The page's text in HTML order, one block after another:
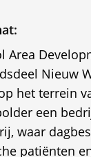
Area
Nieuw
het terrein
een
waar
patiënten